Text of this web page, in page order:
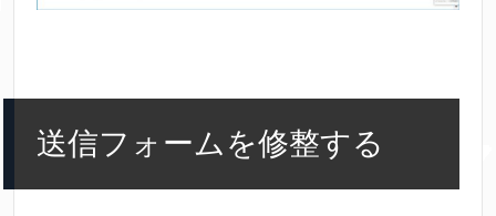
送信フォームを修整する